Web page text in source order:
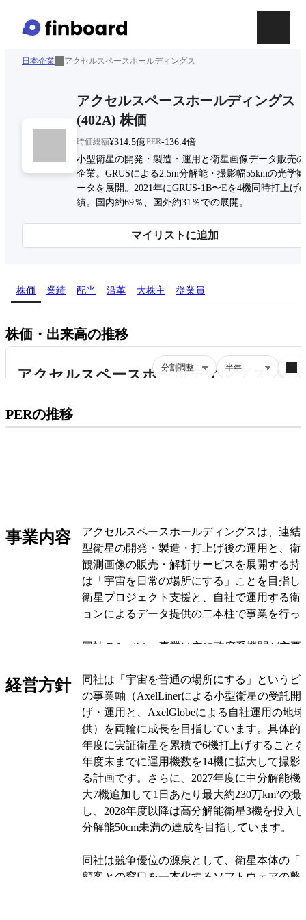
日本企業 アクセルスペースホールディングス
アクセルスペースホールディングス
(402A) 株価
時価総額¥314.5億PER-136.4倍
小型衛星の開発・製造・運用と衛星画像データ販売
企業。GRUSによる2.5m分解能・撮影幅55kmの光学
ータを展開。2021年にGRUS-1B〜Eを4機同時打上げ
績。国内約69％、国外約31％での展開。
マイリストに追加
株価 業績 配当 沿革 大株主 従業員
株価・出来高の推移
PERの推移プレミアム会員にご登録いただくと、
PERの推移にアクセスできます。
事業内容
アクセルスペースホールディングスは、連結
型衛星の開発・製造・打上げ後の運用と、衛
観測画像の販売・解析サービスを展開する持
は「宇宙を日常の場所にする」ことを目指し
衛星プロジェクト支援と、自社で運用する衛
ョンによるデータ提供の二本柱で事業を行っ
同社のAxelLiner事業は主に政府系機関が主要
AxelGlobe事業は民間企業も多く利用し、画
タリング、解析・コンサルティングなど複数
わせて収入を得ています。また、持株会社と
の経営管理報酬も収益の一部になっています
事業セグメントはAxelLinerとAxelGlobeの二
AxelLinerでは衛星の設計から製造・打上げ・
ストップで提供し、手続きや運用の自動化・
率化を図っています。AxelGlobeでは複数機
する体制を活かし、オンデマンド撮影、定期
ティングなどのサービスをウェブプラットフ
を通じて提供しています。
経営方針
同社は「宇宙を普通の場所にする」というビ
の事業軸（AxelLinerによる小型衛星の受託開
げ・運用と、AxelGlobeによる自社運用の地
供）を両輪に成長を目指しています。具体的
年度に実証衛星を累積で6機打上げすること
年度末までに運用機数を14機に拡大して撮影
る計画です。さらに、2027年度に中分解能機
大7機追加して1日あたり最大約230万km²の
し、2028年度以降は高分解能衛星3機を投入
分解能50cm未満の達成を目指しています。
同社は競争優位の源泉として、衛星本体の「
顧客との窓口を一本化するソフトウェアの整